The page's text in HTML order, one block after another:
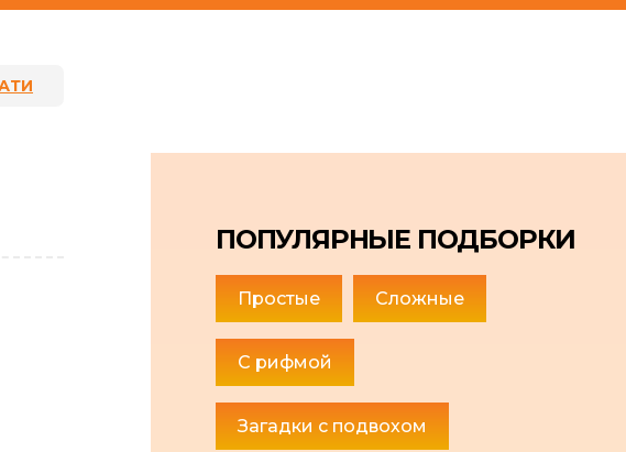
ПОПУЛЯРНЫЕ ПОДБОРКИ
Простые Сложные
С рифмой
Загадки с подвохом